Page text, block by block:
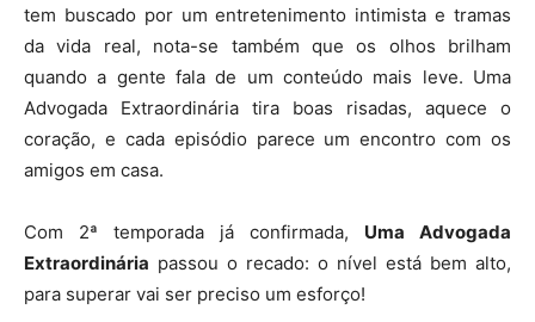
tem buscado por um entretenimento intimista e tramas
da vida real, nota-se também que os olhos brilham
quando a gente fala de um conteúdo mais leve. Uma
Advogada Extraordinária tira boas risadas, aquece o
coração, e cada episódio parece um encontro com os
amigos em casa.
Com 2ª temporada já confirmada, Uma Advogada
Extraordinária passou o recado: o nível está bem alto,
para superar vai ser preciso um esforço!